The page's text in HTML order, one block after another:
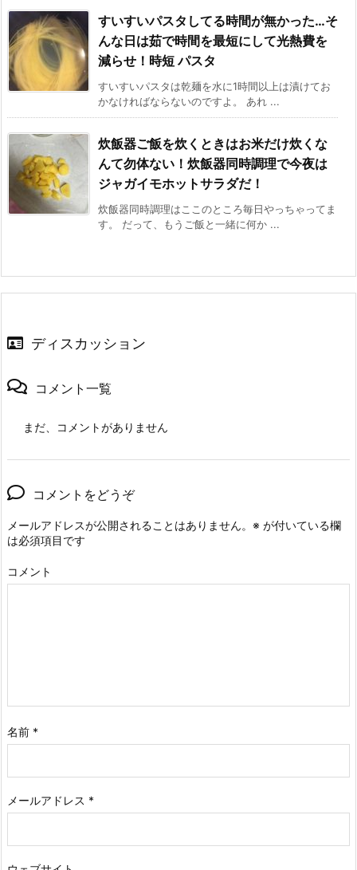
すいすいパスタしてる時間が無かった…そ
んな日は茹で時間を最短にして光熱費を
減らせ！時短 パスタ
すいすいパスタは乾麺を水に1時間以上は漬けてお
かなければならないのですよ。 あれ ...
炊飯器ご飯を炊くときはお米だけ炊くな
んて勿体ない！炊飯器同時調理で今夜は
ジャガイモホットサラダだ！
炊飯器同時調理はここのところ毎日やっちゃってま
す。 だって、もうご飯と一緒に何か ...
ディスカッション
コメント一覧
まだ、コメントがありません
コメントをどうぞ
メールアドレスが公開されることはありません。 ※ が付いている欄
は必須項目です
コメント
名前 *
メールアドレス *